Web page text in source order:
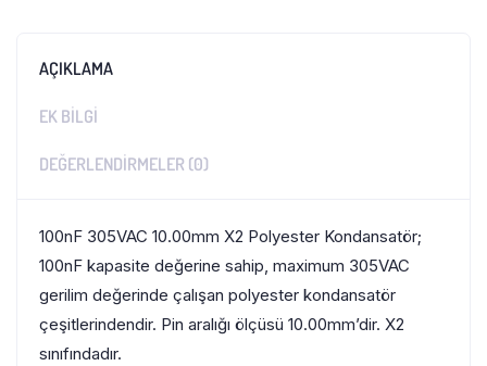
AÇIKLAMA
EK BILGI
DEĞERLENDIRMELER (0)
100nF 305VAC 10.00mm X2 Polyester Kondansatör;
100nF kapasite değerine sahip, maximum 305VAC
gerilim değerinde çalışan polyester kondansatör
çeşitlerindendir. Pin aralığı ölçüsü 10.00mm’dir. X2
sınıfındadır.